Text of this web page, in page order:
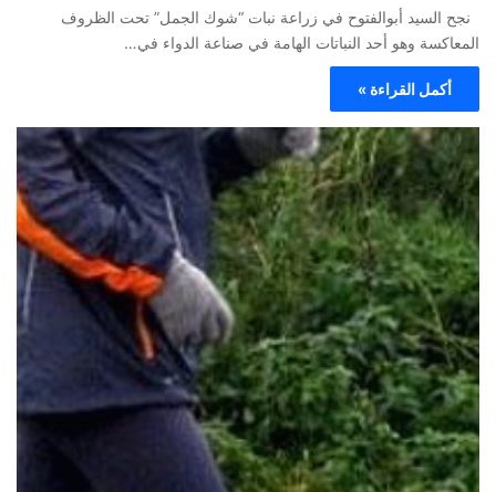
نجح السيد أبوالفتوح في زراعة نبات “شوك الجمل” تحت الظروف
المعاكسة وهو أحد النباتات الهامة في صناعة الدواء في…
أكمل القراءة »